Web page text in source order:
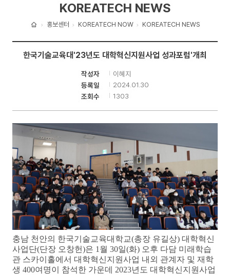
학
뉴
홈
홍보센터 KOREATECH NOW KOREATECH NEWS
KOREATECH NEWS
한국기술교육대'23년도 대학혁신지원사업 성과포럼'개최
작성자
이혜지
등록일
2024.01.30
조회수
1303
충남 천안의 한국기술교육대학교(총장 유길상) 대학혁신
사업단(단장 오창헌)은 1 월 30일(화) 오후 다담 미래학습
관 스카이홀에서 대학혁신지원사업 내 외 관계자 및 재학
생 400여명이 참석한 가운데 2023년도 대학혁신지원사업